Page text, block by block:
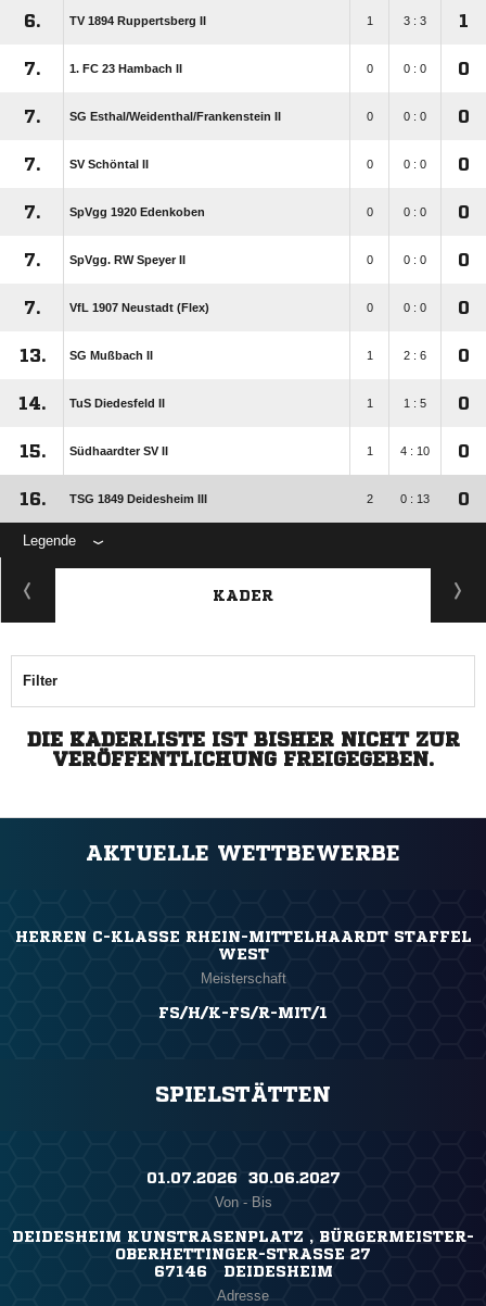
6. TV 1894 Ruppertsberg II 1 3 : 3 1
7. 1. FC 23 Hambach II 0 0 : 0 0
7. SG Esthal/​Weidenthal/​Frankenstein II 0 0 : 0 0
7. SV Schöntal II 0 0 : 0 0
7. SpVgg 1920 Edenkoben 0 0 : 0 0
7. SpVgg. RW Speyer II 0 0 : 0 0
7. VfL 1907 Neustadt (Flex) 0 0 : 0 0
13. SG Mußbach II 1 2 : 6 0
14. TuS Diedesfeld II 1 1 : 5 0
15. Südhaardter SV II 1 4 : 10 0
16. TSG 1849 Deidesheim III 2 0 : 13 0
Legende
KADER
Filter
DIE KADERLISTE IST BISHER NICHT ZUR
VERÖFFENTLICHUNG FREIGEGEBEN.
AKTUELLE WETTBEWERBE
HERREN C-KLASSE RHEIN-MITTELHAARDT STAFFEL
WEST
Meisterschaft
FS/H/K-FS/R-MIT/1
SPIELSTÄTTEN
01.07.2026 ​ 30.06.2027
Von - Bis
DEIDESHEIM KUNSTRASENPLATZ , BÜRGERMEISTER-
OBERHETTINGER-STRASSE 27
67146 DEIDESHEIM
Adresse